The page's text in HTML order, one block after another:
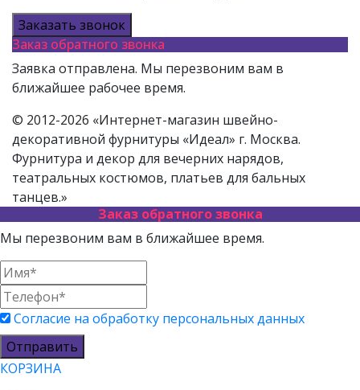
Заказать звонок
Заказ обратного звонка
Заявка отправлена. Мы перезвоним вам в
ближайшее рабочее время.
© 2012-2026 «Интернет-магазин швейно-
декоративной фурнитуры «Идеал» г. Москва.
Фурнитура и декор для вечерних нарядов,
театральных костюмов, платьев для бальных
танцев.»
Заказ обратного звонка
Мы перезвоним вам в ближайшее время.
Согласие на обработку персональных данных
Отправить
КОРЗИНА